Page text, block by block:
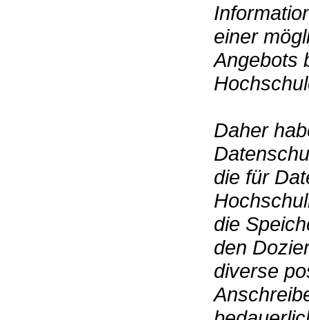
einer
Angebots
Daher
die für
die
den
diverse